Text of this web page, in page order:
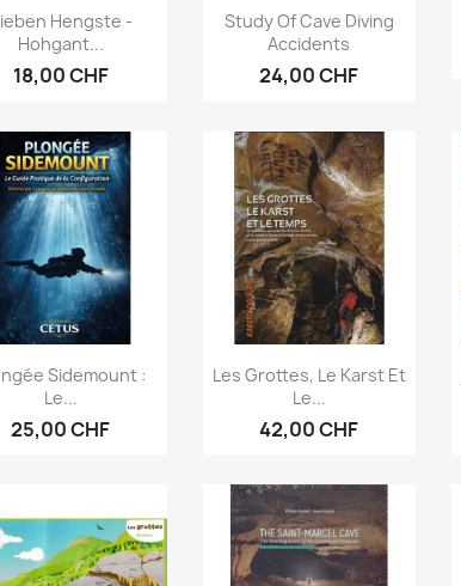
Aperçu rapide
Hengste -
Hohgant...
18,00 CHF
Aperçu rapide
Study Of Cave Diving
Accidents
24,00 CHF
Aperçu rapide
Sidemount :
Le...
25,00 CHF
Aperçu rapide
Les Grottes, Le Karst Et
Le...
42,00 CHF